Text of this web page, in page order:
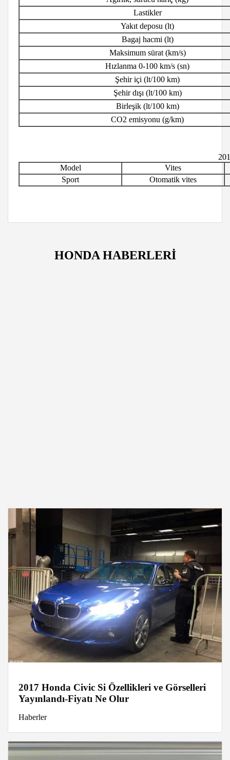
Lastikler
Yakıt deposu (lt)
Bagaj hacmi (lt)
Maksimum sürat (km/s)
Hızlanma 0-100 km/s (sn)
Şehir içi (lt/100 km)
Şehir dışı (lt/100 km)
Birleşik (lt/100 km)
CO2 emisyonu (g/km)
Model
Vites
Sport
Otomatik vites
HONDA HABERLERİ
2017 Honda Civic Si Özellikleri ve Görselleri
Yayınlandı-Fiyatı Ne Olur
Haberler